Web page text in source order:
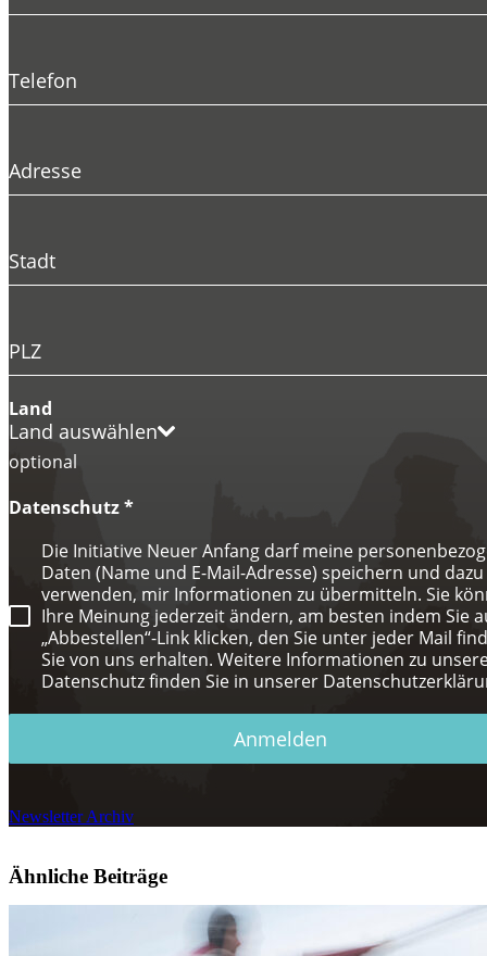
Telefon
Adresse
Stadt
PLZ
Land
Land auswählen
optional
Datenschutz*
Die Initiative Neuer Anfang darf meine
Daten (Name und E-Mail-Adresse) speichern und dazu
verwenden, mir Informationen zu übermitteln. Sie
Ihre Meinung jederzeit ändern, am besten indem Sie
„Abbestellen“-Link klicken, den Sie unter jeder Mail
Sie von uns erhalten. Weitere Informationen zu
Datenschutz finden Sie in unserer
Anmelden
Newsletter Archiv
Ähnliche Beiträge